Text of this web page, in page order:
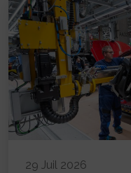
29 Juil 2026